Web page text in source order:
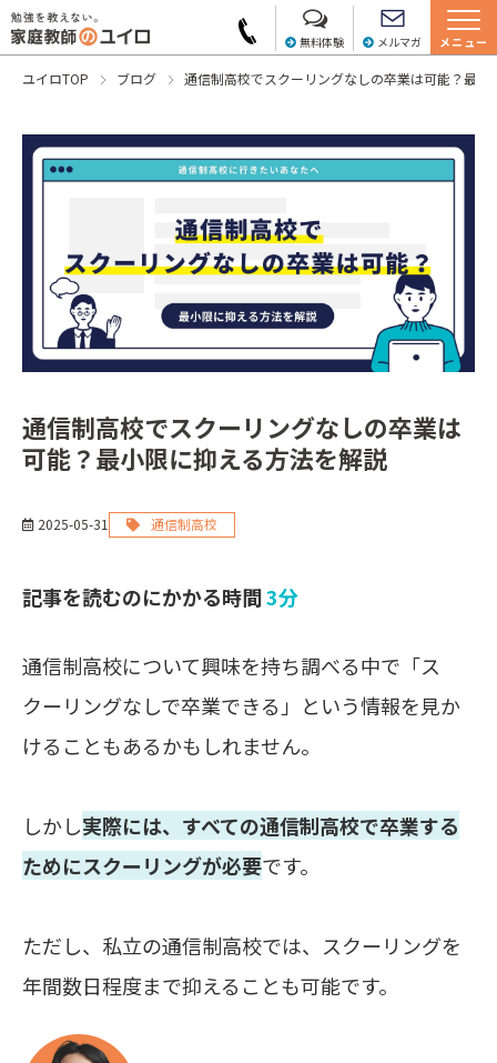
無料体験 メルマガ メニュー
ユイロTOP ブログ 通信制高校でスクーリングなしの卒業は可能？最小
通信制高校でスクーリングなしの卒業は
可能？最小限に抑える方法を解説
2025-05-31 通信制高校
記事を読むのにかかる時間3分
通信制高校について興味を持ち調べる中で「ス
クーリングなしで卒業できる」という情報を見か
けることもあるかもしれません。
しかし実際には、すべての通信制高校で卒業する
ためにスクーリングが必要です。
ただし、私立の通信制高校では、スクーリングを
年間数日程度まで抑えることも可能です。